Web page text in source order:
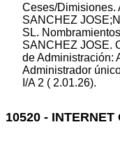
Ceses/Dimisiones.
SANCHEZ
SL.
SANCHEZ JOSE.
de Administración:
Administrador
I/A 2 ( 2.01.26).
10520 - INTERNET